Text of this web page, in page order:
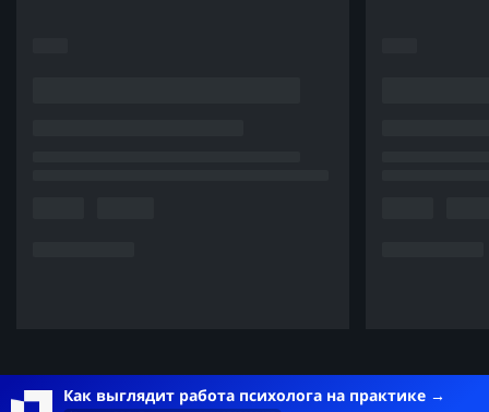
Как выглядит работа психолога на практике